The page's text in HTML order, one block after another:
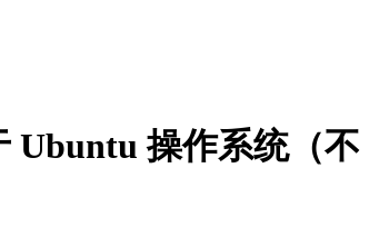
Ubuntu 操作系统（不